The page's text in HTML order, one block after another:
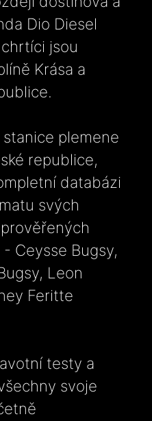
Dio Diesel
jsou
Krása a
plemene
republice,
databázi
svých
Ceysse Bugsy,
Leon
Feritte
testy a
svoje